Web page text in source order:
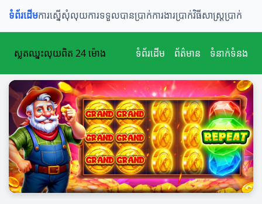
ទំព័រដើមការស្នើសុំលុយការទទួលបានប្រាក់ការងារប្រាក់វិធីសាស្ត្រប្រាក់
ស្លតឈ្នះលុយពិត 24 ម៉ោង ទំព័រដើម ព័ត៌មាន ទំនាក់ទំនង